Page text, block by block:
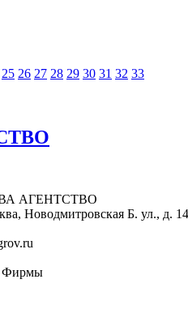
25 26 27 28 29 30 31 32 33
АГЕНТСТВО
Новодмитровская Б. ул., д. 14
Фирмы